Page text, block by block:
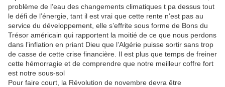
problème de l’eau des changements climatiques t pa dessus tout
le défi de l’énergie, tant il est vrai que cette rente n’est pas au
service du développement, elle s’effrite sous forme de Bons du
Trésor américain qui rapportent la moitié de ce que nous perdons
dans l’inflation en priant Dieu que l’Algérie puisse sortir sans trop
de casse de cette crise financière. Il est plus que temps de freiner
cette hémorragie et de comprendre que notre meilleur coffre fort
est notre sous-sol
Pour faire court, la Révolution de novembre devra être